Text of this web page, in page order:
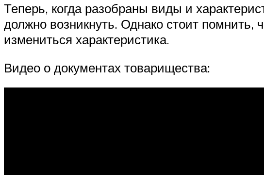
Теперь, когда разобраны виды и
должно возникнуть. Однако стоит помнить,
измениться характеристика.
Видео о документах товарищества: